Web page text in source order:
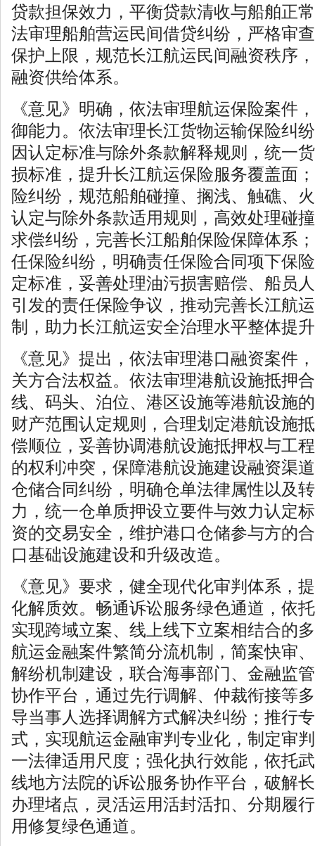
贷款担保效力，平衡贷款清收与船舶正
法审理船舶营运民间借贷纠纷，严格审
保护上限，规范长江航运民间融资秩序
融资供给体系。
《意见》明确，依法审理航运保险案件
御能力。依法审理长江货物运输保险纠
因认定标准与除外条款解释规则，统一
损标准，提升长江航运保险服务覆盖面
险纠纷，规范船舶碰撞、搁浅、触礁、
认定与除外条款适用规则，高效处理碰
求偿纠纷，完善长江船舶保险保障体系
任保险纠纷，明确责任保险合同项下保
定标准，妥善处理油污损害赔偿、船员
引发的责任保险争议，推动完善长江航
制，助力长江航运安全治理水平整体提
《意见》提出，依法审理港口融资案件
关方合法权益。依法审理港航设施抵押
线、码头、泊位、港区设施等港航设施
财产范围认定规则，合理划定港航设施
偿顺位，妥善协调港航设施抵押权与工
的权利冲突，保障港航设施建设融资渠
仓储合同纠纷，明确仓单法律属性以及
力，统一仓单质押设立要件与效力认定
资的交易安全，维护港口仓储参与方的
口基础设施建设和升级改造。
《意见》要求，健全现代化审判体系，
化解质效。畅通诉讼服务绿色通道，依
实现跨域立案、线上线下立案相结合的
航运金融案件繁简分流机制，简案快审
解纷机制建设，联合海事部门、金融监
协作平台，通过先行调解、仲裁衔接等
导当事人选择调解方式解决纠纷；推行
式，实现航运金融审判专业化，制定审
一法律适用尺度；强化执行效能，依托
线地方法院的诉讼服务协作平台，破解
办理堵点，灵活运用活封活扣、分期履
用修复绿色通道。